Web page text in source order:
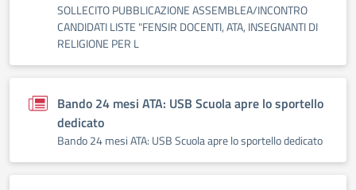
SOLLECITO PUBBLICAZIONE ASSEMBLEA/INCONTRO
CANDIDATI LISTE "FENSIR DOCENTI, ATA, INSEGNANTI DI
RELIGIONE PER L
Bando 24 mesi ATA: USB Scuola apre lo sportello
dedicato
Bando 24 mesi ATA: USB Scuola apre lo sportello dedicato